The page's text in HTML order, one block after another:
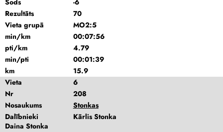
Sods
-6
Rezultāts
70
Vieta grupā
MO2:5
min/km
00:07:56
pti/km
4.79
min/pti
00:01:39
km
15.9
Vieta
6
Nr
208
Nosaukums
Stonkas
Dalībnieki
Kārlis Stonka
Daina Stonka